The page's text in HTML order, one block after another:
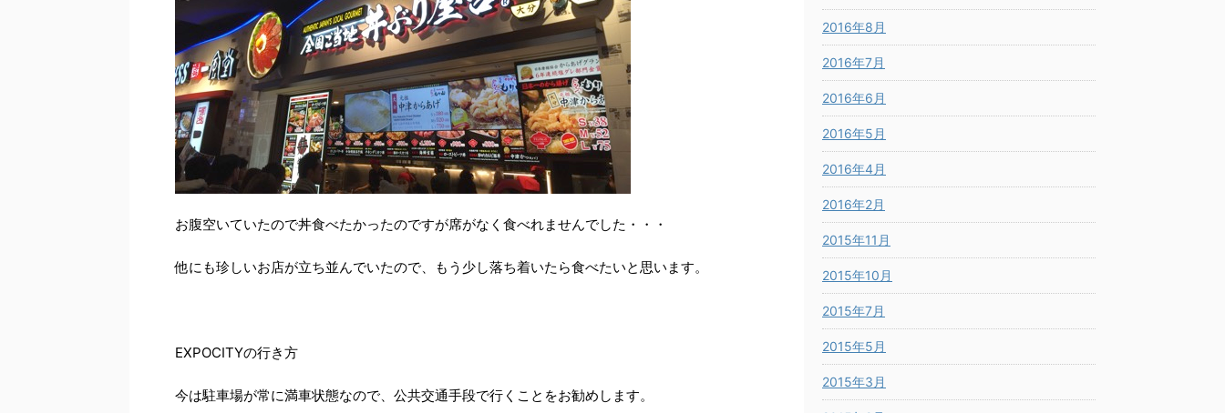
お腹空いていたので丼食べたかったのですが席がなく食べれませんでした・・・
他にも珍しいお店が立ち並んでいたので、もう少し落ち着いたら食べたいと思います。
EXPOCITYの行き方
今は駐車場が常に満車状態なので、公共交通手段で行くことをお勧めします。
2016年8月
2016年7月
2016年6月
2016年5月
2016年4月
2016年2月
2015年11月
2015年10月
2015年7月
2015年5月
2015年3月